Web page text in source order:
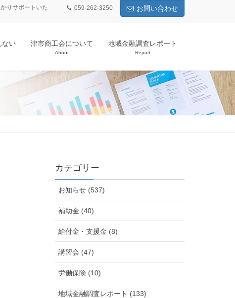
りサポートいた
059-262-3250 お問い合わせ
ない 津市商工会について
About
地域金融調査レポート
Report
カテゴリー
お知らせ (537)
補助金 (40)
給付金・支援金 (8)
講習会 (47)
労働保険 (10)
地域金融調査レポート (133)